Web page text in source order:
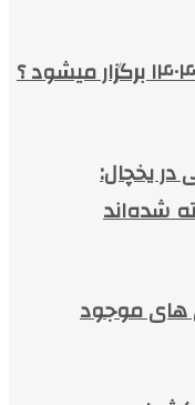
در یخچال:
شده‌اند
های موجود